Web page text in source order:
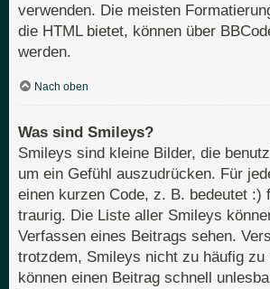
verwenden. Die meisten
die HTML bietet, können über
werden.
Nach oben
Was sind Smileys?
Smileys sind kleine Bilder, die
um ein Gefühl auszudrücken. Für
einen kurzen Code, z. B. bedeutet :)
traurig. Die Liste aller Smileys
Verfassen eines Beitrags sehen.
trotzdem, Smileys nicht zu häufig zu
können einen Beitrag schnell